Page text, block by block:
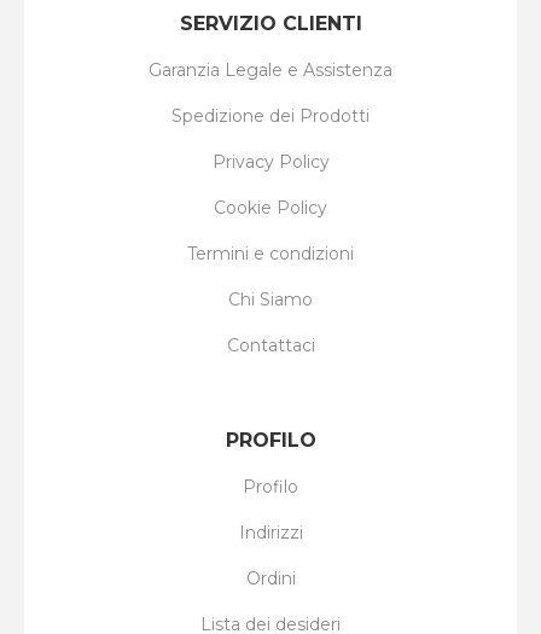
SERVIZIO CLIENTI
Garanzia Legale e Assistenza
Spedizione dei Prodotti
Privacy Policy
Cookie Policy
Termini e condizioni
Chi Siamo
Contattaci
PROFILO
Profilo
Indirizzi
Ordini
Lista dei desideri